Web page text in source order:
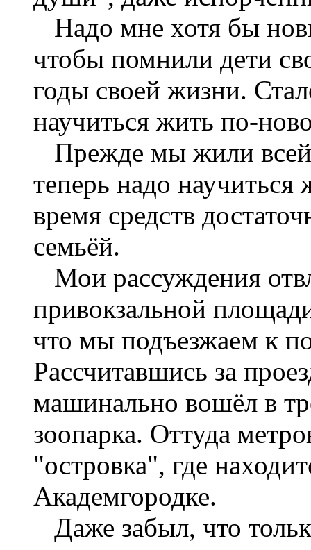
Надо мне хотя бы
чтобы помнили дети
годы своей жизни.
научиться жить по-
Прежде мы жили всей
теперь надо
время средств
семьёй.
Мои рассуждения
привокзальной
что мы подъезжаем к
Рассчитавшись за
машинально вошёл в
зоопарка. Оттуда
"островка", где
Академгородке.
Даже забыл, что